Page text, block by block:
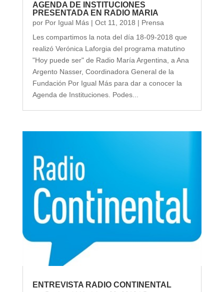
AGENDA DE INSTITUCIONES
PRESENTADA EN RADIO MARIA
por Por Igual Más| Oct 11, 2018 | Prensa
Les compartimos la nota del día 18-09-2018 que
realizó Verónica Laforgia del programa matutino
"Hoy puede ser" de Radio María Argentina, a Ana
Argento Nasser, Coordinadora General de la
Fundación Por Igual Más para dar a conocer la
Agenda de Instituciones. Podes...
ENTREVISTA RADIO CONTINENTAL